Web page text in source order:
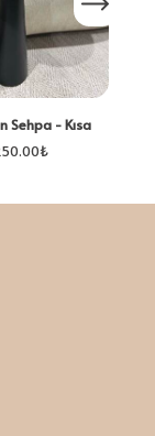
Sehpa - Kısa
₺